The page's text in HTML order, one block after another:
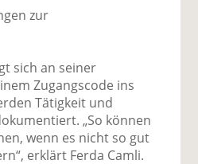
zur
sich an seiner
Zugangscode ins
Tätigkeit und
„So können
wenn es nicht so gut
erklärt Ferda Camli.